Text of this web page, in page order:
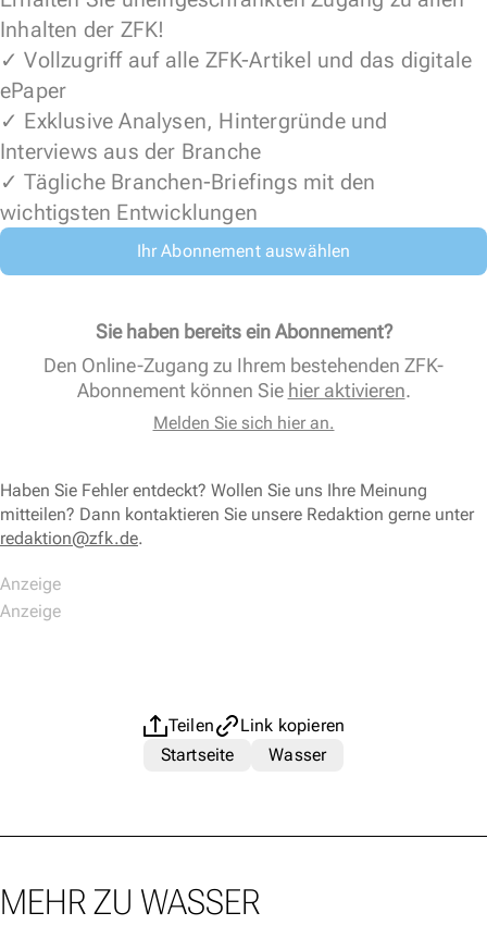
Inhalten der ZFK!
✓ Vollzugriff auf alle ZFK-Artikel und das digitale
ePaper
✓ Exklusive Analysen, Hintergründe und
Interviews aus der Branche
✓ Tägliche Branchen-Briefings mit den
wichtigsten Entwicklungen
Ihr Abonnement auswählen
Sie haben bereits ein Abonnement?
Den Online-Zugang zu Ihrem bestehenden ZFK-
Abonnement können Sie hier aktivieren.
Melden Sie sich hier an.
Haben Sie Fehler entdeckt? Wollen Sie uns Ihre Meinung
mitteilen? Dann kontaktieren Sie unsere Redaktion gerne unter
redaktion@zfk.de.
Teilen
Link kopieren
Startseite
Wasser
MEHR ZU WASSER